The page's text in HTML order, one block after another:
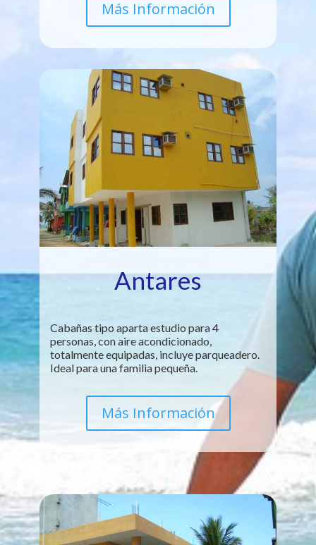
Más Información
Antares
Cabañas tipo aparta estudio para 4
personas, con aire acondicionado,
totalmente equipadas, incluye parqueadero.
Ideal para una familia pequeña.
Más Información